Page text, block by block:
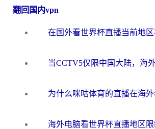
翻回国内vpn